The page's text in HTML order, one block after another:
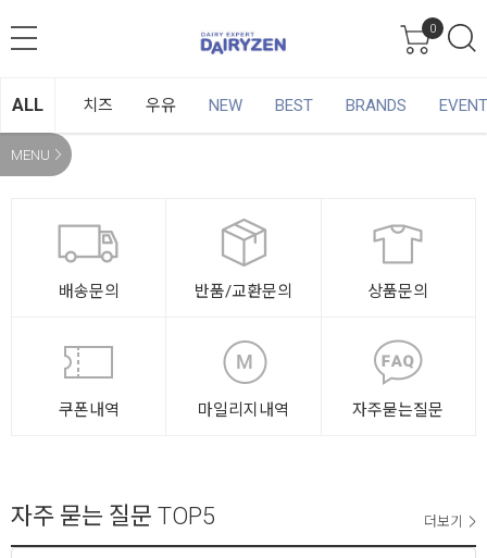
0
ALL 치즈 우유 NEW BEST BRANDS EVENT
MENU
배송문의 반품/교환문의 상품문의
쿠폰내역 마일리지내역 자주묻는질문
자주 묻는 질문 TOP5 더보기